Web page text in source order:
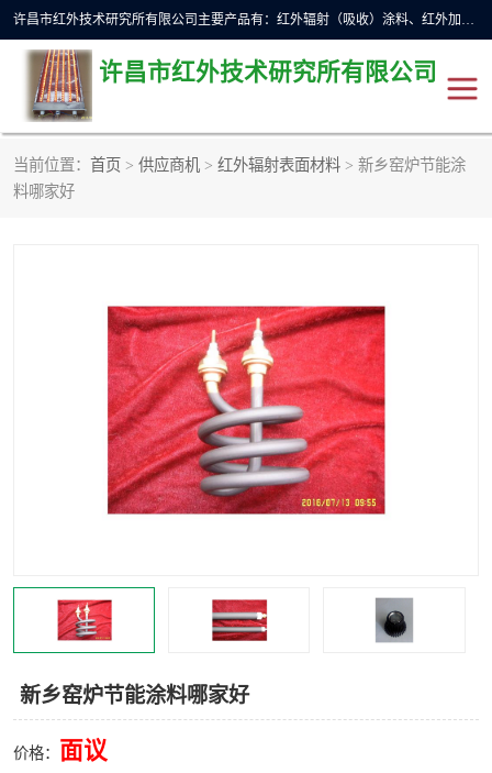
许昌市红外技术研究所有限公司主要产品有：红外辐射（吸收）涂料、红外加热元件、红外辐射加热模块（板）、红外辐射加热炉（箱）、快速红外辐射加热器、系列高端红外加热实验设备、系列红外加热控制器等。
许昌市红外技术研究所有限公司
当前位置： 首页 > 供应商机 > 红外辐射表面材料 > 新乡窑炉节能涂
料哪家好
新乡窑炉节能涂料哪家好
价格： 面议
红外加热设备
红外加热元件 红外辐射吸收涂料
高端红外加热实验设备 电工电气
红外加热控制器
热环境试验设备
快速红外辐射聚焦炉